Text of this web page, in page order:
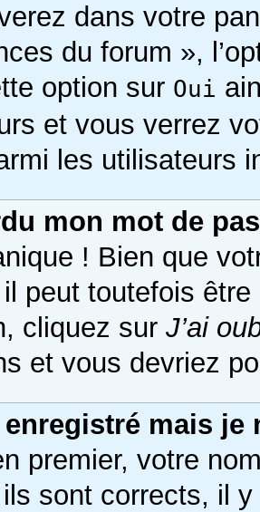
dans votre
du forum »,
option sur Oui
et vous verrez
les utilisateurs
mon mot de
! Bien que
peut toutefois
cliquez sur J’ai
et vous devriez
mais je
premier, votre
sont corrects, il